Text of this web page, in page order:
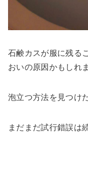
石鹸カスが服に残る
おいの原因かもしれ
泡立つ方法を見つけ
まだまだ試行錯誤は